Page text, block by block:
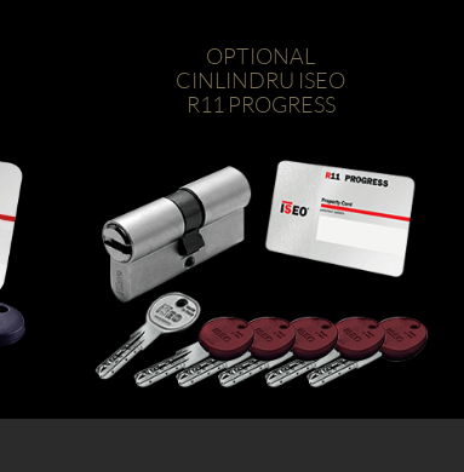
OPTIONAL
CINLINDRU ISEO
R11 PROGRESS